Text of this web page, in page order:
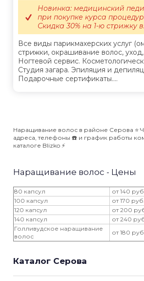
Все виды парикмахерских услуг
стрижки, окрашивание волос, уход,
Ногтевой сервис.
Студия загара. Эпиляция и
Подарочные сертификаты....
Новинка: медицинский
при покупке курса
Скидка 30% на 1-ю стрижку
Наращивание волос в районе Серова ⭐️
адреса, телефоны ☎️ и график работы
каталоге Blizko ⚡️
Наращивание волос - Цены
80 капсул
от 140 руб.
100 капсул
от 170 руб.
120 капсул
от 200
140 капсул
от 240
Голливудское наращивание
волос
от 180 руб.
Каталог Серова